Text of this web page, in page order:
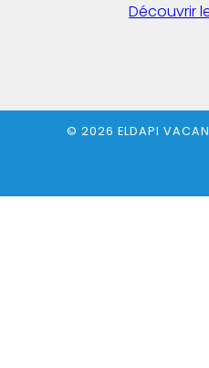
Découvrir
© 2026 ELDAPI